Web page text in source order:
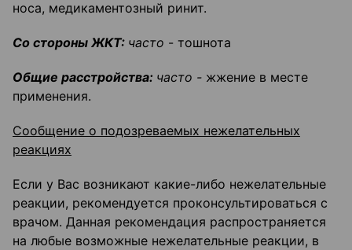
носа, медикаментозный ринит.
Со стороны ЖКТ: часто - тошнота
Общие расстройства: часто - жжение в месте
применения.
Сообщение о подозреваемых нежелательных
реакциях
Если у Вас возникают какие-либо нежелательные
реакции, рекомендуется проконсультироваться с
врачом. Данная рекомендация распространяется
на любые возможные нежелательные реакции, в